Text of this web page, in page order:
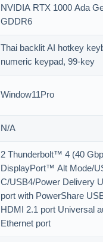
NVIDIA RTX 1000 Ada
GDDR6
Thai backlit AI hotkey
numeric keypad, 99-key
Window11Pro
N/A
2 Thunderbolt™ 4 (40
DisplayPort™ Alt Mode/
C/USB4/Power Delivery
port with PowerShare
HDMI 2.1 port Universal
Ethernet port